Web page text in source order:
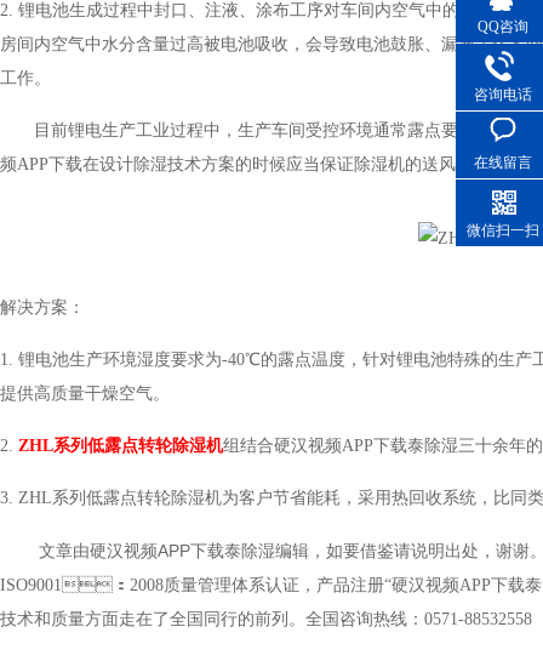
2. 锂电池生成过程中封口、注液、涂布工序对车间内空气中的水分极其
房间内空气中水分含量过高被电池吸收，会导致电池鼓胀、漏液等
工作。
目前锂电生产工业过程中，生产车间受控环境通常露点要求是-40℃左
频APP下载在设计除湿技术方案的时候应当保证除湿机的送风露点在-60
解决方案：
1. 锂电池生产环境湿度要求为-40℃的露点温度，针对锂电池特殊的生
提供高质量干燥空气。
2. ZHL系列低露点转轮除湿机组结合硬汉视频APP下载泰除湿三十余年的
3. ZHL系列低露点转轮除湿机为客户节省能耗，采用热回收系统，比同
文章由硬汉视频APP下载泰除湿编辑，如要借鉴请说明出处，谢谢
ISO9001：2008质量管理体系认证，产品注册“硬汉视频APP下载泰”商
技术和质量方面走在了全国同行的前列。全国咨询热线：0571-88532558
QQ咨询
咨询电话
在线留言
微信扫一扫